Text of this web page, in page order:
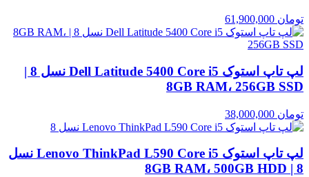
تومان
لپ تاپ استوک Dell Latitude 5400 Core i5 نسل 8 |
8GB RAM، 256GB SSD
تومان
لپ تاپ استوک Lenovo ThinkPad L590 Core i5 نسل
8 | 8GB RAM، 500GB HDD